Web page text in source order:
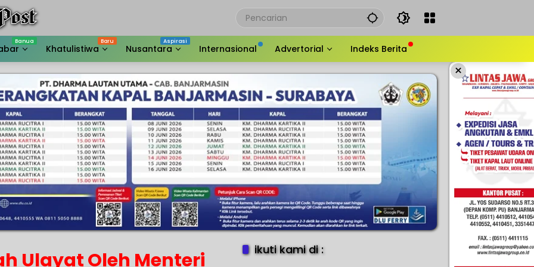
Khatulistiwa Nusantara Internasional Advertorial Indeks Berita
×
Ulayat Oleh Menteri
ikuti kami di :